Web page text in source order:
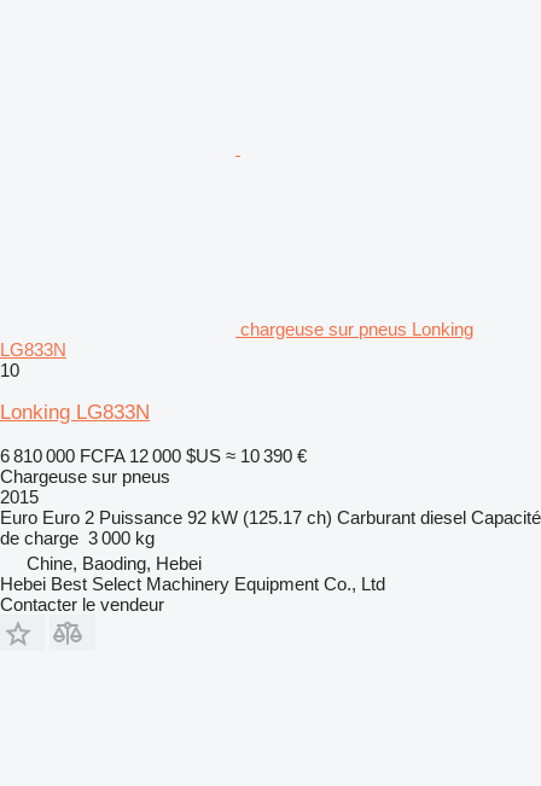
chargeuse sur pneus Lonking
LG833N
10
Lonking LG833N
6 810 000 FCFA 12 000 $US ≈ 10 390 €
Chargeuse sur pneus
2015
Euro Euro 2 Puissance 92 kW (125.17 ch) Carburant diesel Capacité
de charge 3 000 kg
Chine, Baoding, Hebei
Hebei Best Select Machinery Equipment Co., Ltd
Contacter le vendeur